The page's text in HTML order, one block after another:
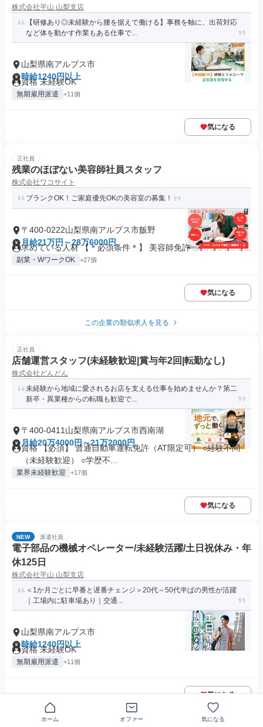
株式会社平山 山梨支店
【研修あり◎未経験から腰を据えて働ける】事務を軸に、出荷対応
など体を動かす作業もある仕事で...
山梨県南アルプス市
時給1240円以上
資格 未経験OK
無期雇用派遣 +11個
気になる
正社員
残業のほぼない美容師社員スタッフ
株式会社ワコサイト
ブランクOK！ご家庭優先OKの美容室の募集！
〒400-0222山梨県南アルプス市飯野
月給21万円～28万6000円
求めている人材 【＊必須条件＊】 美容師免許 ::.｡.: .｡.: .｡.: .｡...
副業・WワークOK +27個
気になる
この企業の類似求人を見る
正社員
店舗運営スタッフ(未経験歓迎|賞与年2回|転勤なし)
株式会社どんどん
未経験から地域に愛されるお店を支える仕事を始めませんか？第二
新卒・異業種からの転職も歓迎で...
〒400-0411山梨県南アルプス市西南湖
月給20万4000円～21万2000円
資格 【必須】 普通自動車運転免許（AT限定可） ○経験不問
（未経験歓迎） ○学歴不...
業界未経験歓迎 +17個
気になる
NEW 派遣社員
電子部品の機械オペレーター/未経験活躍/土日祝休み・年
休125日
株式会社平山 山梨支店
＜1か月ごとに早番と遅番チェンジ＞20代～50代半ばの男性が活躍
｜工場内に駐車場あり｜交通...
山梨県南アルプス市
時給1240円以上
資格 未経験OK
無期雇用派遣 +11個
気になる
ホーム オファー 気になる